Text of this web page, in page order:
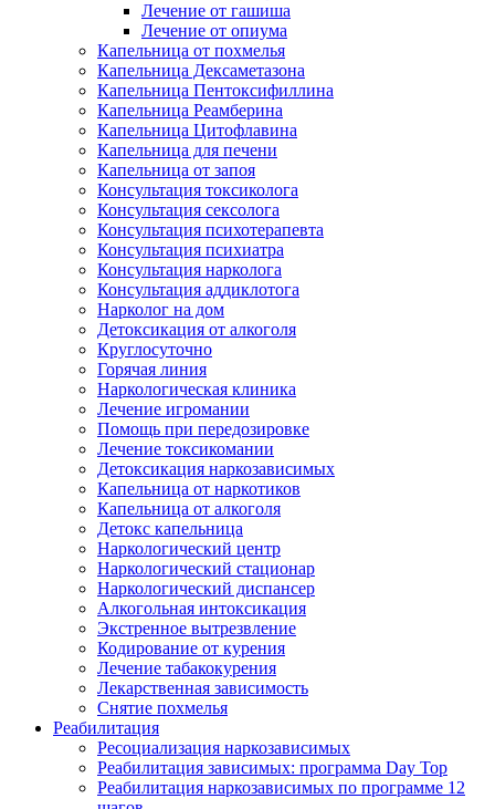
Лечение от гашиша
Лечение от опиума
Капельница от похмелья
Капельница Дексаметазона
Капельница Пентоксифиллина
Капельница Реамберина
Капельница Цитофлавина
Капельница для печени
Капельница от запоя
Консультация токсиколога
Консультация сексолога
Консультация психотерапевта
Консультация психиатра
Консультация нарколога
Консультация аддиклотога
Нарколог на дом
Детоксикация от алкоголя
Круглосуточно
Горячая линия
Наркологическая клиника
Лечение игромании
Помощь при передозировке
Лечение токсикомании
Детоксикация наркозависимых
Капельница от наркотиков
Капельница от алкоголя
Детокс капельница
Наркологический центр
Наркологический стационар
Наркологический диспансер
Алкогольная интоксикация
Экстренное вытрезвление
Кодирование от курения
Лечение табакокурения
Лекарственная зависимость
Снятие похмелья
Реабилитация
Ресоциализация наркозависимых
Реабилитация зависимых: программа Day Top
Реабилитация наркозависимых по программе 12